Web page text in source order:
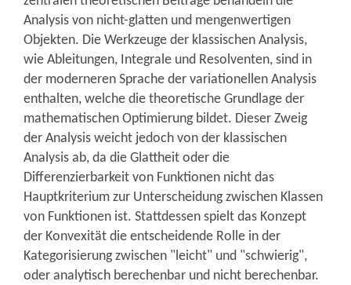
Analysis von nicht-glatten und mengenwertigen
Objekten. Die Werkzeuge der klassischen Analysis,
wie Ableitungen, Integrale und Resolventen, sind in
der moderneren Sprache der variationellen Analysis
enthalten, welche die theoretische Grundlage der
mathematischen Optimierung bildet. Dieser Zweig
der Analysis weicht jedoch von der klassischen
Analysis ab, da die Glattheit oder die
Differenzierbarkeit von Funktionen nicht das
Hauptkriterium zur Unterscheidung zwischen Klassen
von Funktionen ist. Stattdessen spielt das Konzept
der Konvexität die entscheidende Rolle in der
Kategorisierung zwischen "leicht" und "schwierig",
oder analytisch berechenbar und nicht berechenbar.